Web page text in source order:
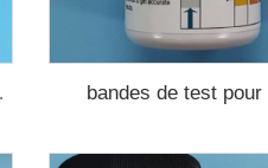
piscine bandes de test